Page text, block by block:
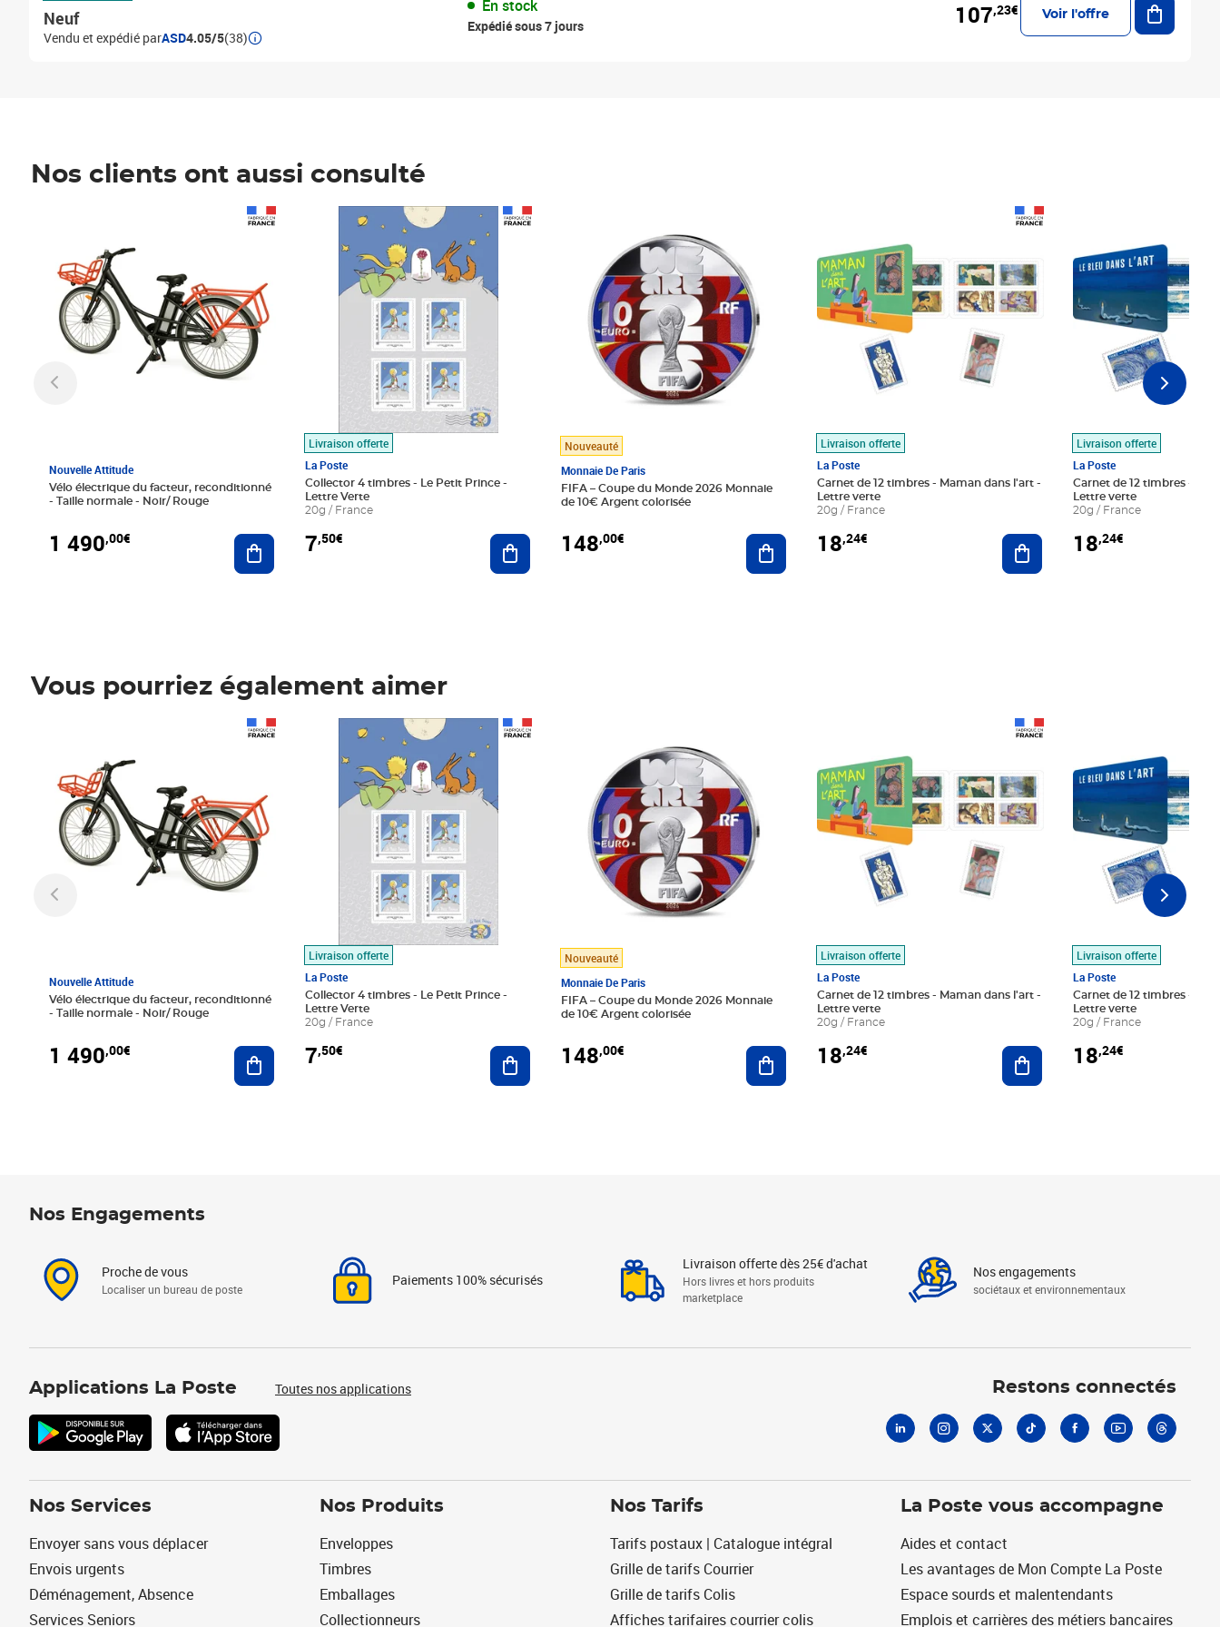
Neuf
Vendu et expédié parASD4.05/5(38)
En stock
Expédié sous 7 jours 107,23€ Voir l'offre
Nos clients ont aussi consulté
Nouvelle Attitude
Vélo électrique du facteur, reconditionné
- Taille normale - Noir/ Rouge
1 490,00€ Ajouter au panier
Livraison offerte
La Poste
Collector 4 timbres - Le Petit Prince -
Lettre Verte
20g / France
7,50€
Prix 7,50€
Ajouter au panier
Nouveauté
Monnaie De Paris
FIFA – Coupe du Monde 2026 Monnaie
de 10€ Argent colorisée
148,00€ Ajouter au panier
Livraison offerte
La Poste
Carnet de 12 timbres - Maman dans l'art -
Lettre verte
20g / France
18,24€ Ajouter au panier
Livraison offerte
La Poste
Carnet de 12 timbres - Le
Lettre verte
20g / France
18,24€
Vous pourriez également aimer
Nouvelle Attitude
Vélo électrique du facteur, reconditionné
- Taille normale - Noir/ Rouge
1 490,00€ Ajouter au panier
Livraison offerte
La Poste
Collector 4 timbres - Le Petit Prince -
Lettre Verte
20g / France
7,50€
Prix 7,50€
Ajouter au panier
Nouveauté
Monnaie De Paris
FIFA – Coupe du Monde 2026 Monnaie
de 10€ Argent colorisée
148,00€ Ajouter au panier
Livraison offerte
La Poste
Carnet de 12 timbres - Maman dans l'art -
Lettre verte
20g / France
18,24€ Ajouter au panier
Livraison offerte
La Poste
Carnet de 12 timbres - Le
Lettre verte
20g / France
18,24€
Nos Engagements
Proche de vous
Localiser un bureau de poste
Paiements 100% sécurisés
Livraison offerte dès 25€ d'achat
Hors livres et hors produits
marketplace
Nos engagements
sociétaux et environnementaux
Applications La Poste Toutes nos applications Restons connectés
Nos Services
Envoyer sans vous déplacer
Envois urgents
Déménagement, Absence
Services Seniors
Nos Produits
Enveloppes
Timbres
Emballages
Collectionneurs
Nos Tarifs
Tarifs postaux | Catalogue intégral
Grille de tarifs Courrier
Grille de tarifs Colis
Affiches tarifaires courrier colis
La Poste vous accompagne
Aides et contact
Les avantages de Mon Compte La Poste
Espace sourds et malentendants
Emplois et carrières des métiers bancaires